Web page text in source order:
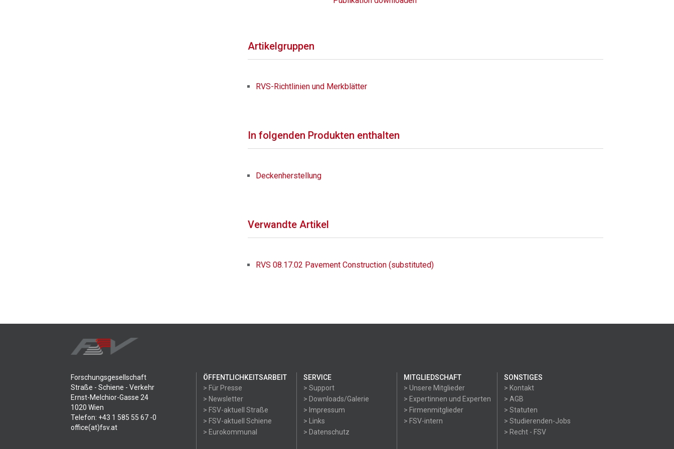
Artikelgruppen
RVS-Richtlinien und Merkblätter
In folgenden Produkten enthalten
Deckenherstellung
Verwandte Artikel
RVS 08.17.02 Pavement Construction (substituted)
Forschungsgesellschaft
Straße - Schiene - Verkehr
Ernst-Melchior-Gasse 24
1020 Wien
Telefon: +43 1 585 55 67 -0
office(at)fsv.at
ÖFFENTLICHKEITSARBEIT
> Für Presse
> Newsletter
> FSV-aktuell Straße
> FSV-aktuell Schiene
> Eurokommunal
SERVICE
> Support
> Downloads/Galerie
> Impressum
> Links
> Datenschutz
MITGLIEDSCHAFT
> Unsere Mitglieder
> Expertinnen und Experten
> Firmenmitglieder
> FSV-intern
SONSTIGES
> Kontakt
> AGB
> Statuten
> Studierenden-Jobs
> Recht - FSV